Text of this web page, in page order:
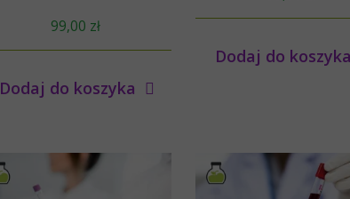
99,00 zł
Dodaj do koszyka
Dodaj do koszyka